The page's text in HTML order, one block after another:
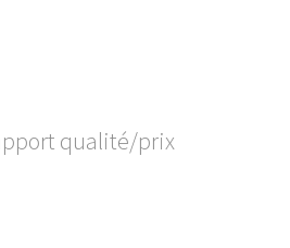
qualité/prix